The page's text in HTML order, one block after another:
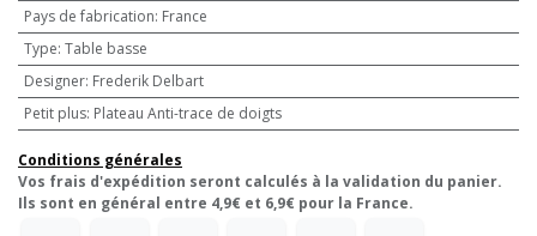
Pays de fabrication: France
Type: Table basse
Designer: Frederik Delbart
Petit plus: Plateau Anti-trace de doigts
Conditions générales
Vos frais d'expédition seront calculés à la validation du panier.
Ils sont en général entre 4,9€ et 6,9€ pour la France.